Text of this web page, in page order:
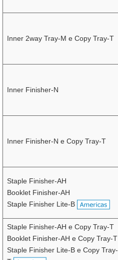
Inner 2way Tray-M e Copy Tray-T
Inner Finisher-N
Inner Finisher-N e Copy Tray-T
Staple Finisher-AH
Booklet Finisher-AH
Staple Finisher Lite-B
Staple Finisher-AH e Copy Tray-T
Booklet Finisher-AH e Copy Tray-T
Staple Finisher Lite-B e Copy Tray-